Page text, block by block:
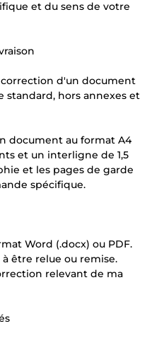
et du sens de votre
d'un document
standard, hors annexes et
document au format A4
et un interligne de 1,5
et les pages de garde
spécifique.
Word (.docx) ou PDF.
être relue ou remise.
relevant de ma